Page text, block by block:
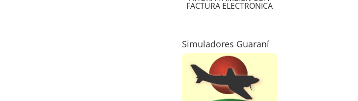
FACTURA ELECTRONICA
Simuladores Guaraní